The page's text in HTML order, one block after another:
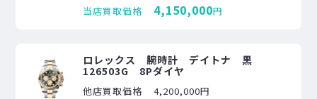
当店買取価格
4,150,000円
ロレックス 腕時計 デイトナ 黒
126503G 8Pダイヤ
他店買取価格
4,200,000円